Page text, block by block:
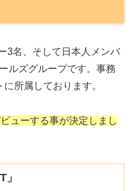
3名、そして日本人メンバ
ルズグループです。事務
所属しております。
ューする事が決定しまし